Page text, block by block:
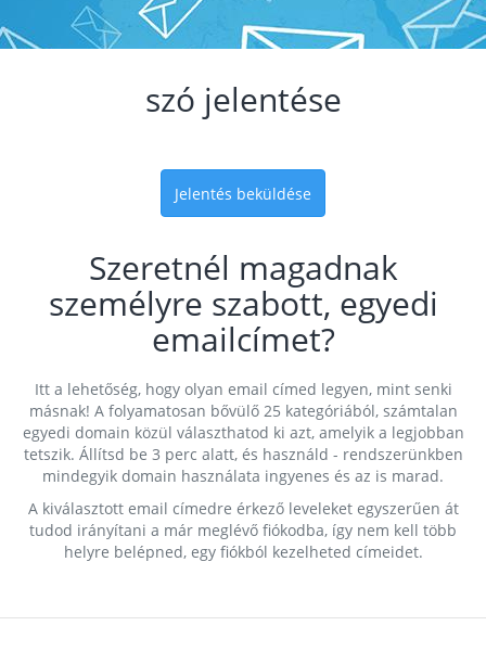
szó jelentése
Jelentés beküldése
Szeretnél magadnak
személyre szabott, egyedi
emailcímet?
Itt a lehetőség, hogy olyan email címed legyen, mint senki
másnak! A folyamatosan bővülő 25 kategóriából, számtalan
egyedi domain közül választhatod ki azt, amelyik a legjobban
tetszik. Állítsd be 3 perc alatt, és használd - rendszerünkben
mindegyik domain használata ingyenes és az is marad.
A kiválasztott email címedre érkező leveleket egyszerűen át
tudod irányítani a már meglévő fiókodba, így nem kell több
helyre belépned, egy fiókból kezelheted címeidet.